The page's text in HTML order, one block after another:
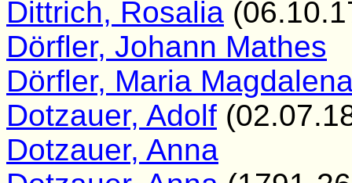
Dittrich, Rosalia
Dörfler, Johann Mathes
Dörfler, Maria
Dotzauer, Adolf
Dotzauer, Anna